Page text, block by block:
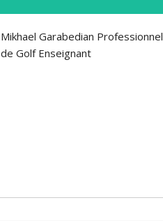
Mikhael Garabedian Professionnel
de Golf Enseignant